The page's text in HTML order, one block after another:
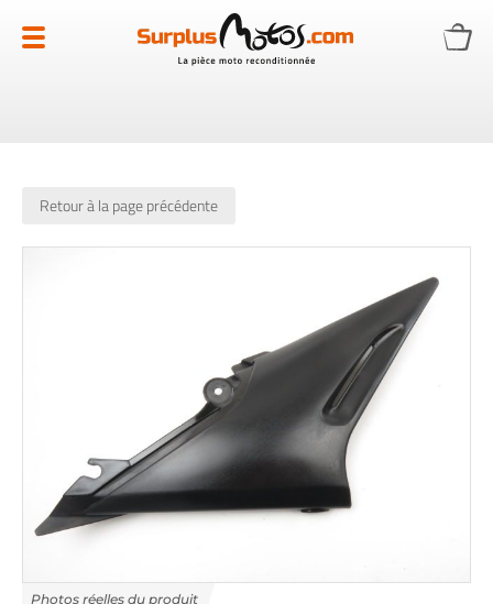
au
contenu
Retour à la page précédente